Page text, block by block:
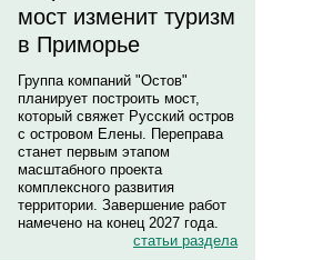
мост изменит туризм
в Приморье
Группа компаний "Остов"
планирует построить мост,
который свяжет Русский остров
с островом Елены. Переправа
станет первым этапом
масштабного проекта
комплексного развития
территории. Завершение работ
намечено на конец 2027 года.
статьи раздела